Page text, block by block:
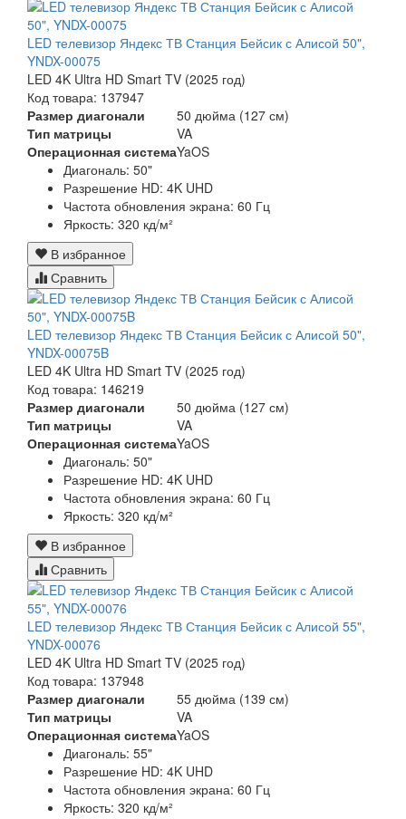
LED телевизор Яндекс ТВ Станция Бейсик с Алисой 50",
YNDX-00075
LED 4K Ultra HD Smart TV (2025 год)
Код товара: 137947
Размер диагонали
50 дюйма (127 см)
Тип матрицы
VA
Операционная системаYaOS
Диагональ: 50"
Разрешение HD: 4K UHD
Частота обновления экрана: 60 Гц
Яркость: 320 кд/м²
В избранное
Сравнить
LED телевизор Яндекс ТВ Станция Бейсик с Алисой 50",
YNDX-00075B
LED 4K Ultra HD Smart TV (2025 год)
Код товара: 146219
Размер диагонали
50 дюйма (127 см)
Тип матрицы
VA
Операционная системаYaOS
Диагональ: 50"
Разрешение HD: 4K UHD
Частота обновления экрана: 60 Гц
Яркость: 320 кд/м²
В избранное
Сравнить
LED телевизор Яндекс ТВ Станция Бейсик с Алисой 55",
YNDX-00076
LED 4K Ultra HD Smart TV (2025 год)
Код товара: 137948
Размер диагонали
55 дюйма (139 см)
Тип матрицы
VA
Операционная системаYaOS
Диагональ: 55"
Разрешение HD: 4K UHD
Частота обновления экрана: 60 Гц
Яркость: 320 кд/м²